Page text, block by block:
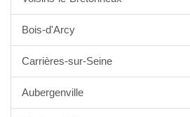
Bois-d'Arcy
Carrières-sur-Seine
Aubergenville